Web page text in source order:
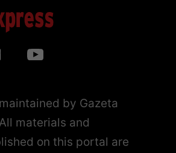
by Gazeta
materials and
on this portal are